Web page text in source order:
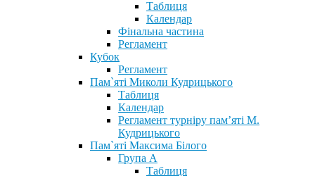
Таблиця
Календар
Фінальна частина
Регламент
Кубок
Регламент
Пам`яті Миколи Кудрицького
Таблиця
Календар
Регламент турніру пам’яті М.
Кудрицького
Пам`яті Максима Білого
Група А
Таблиця